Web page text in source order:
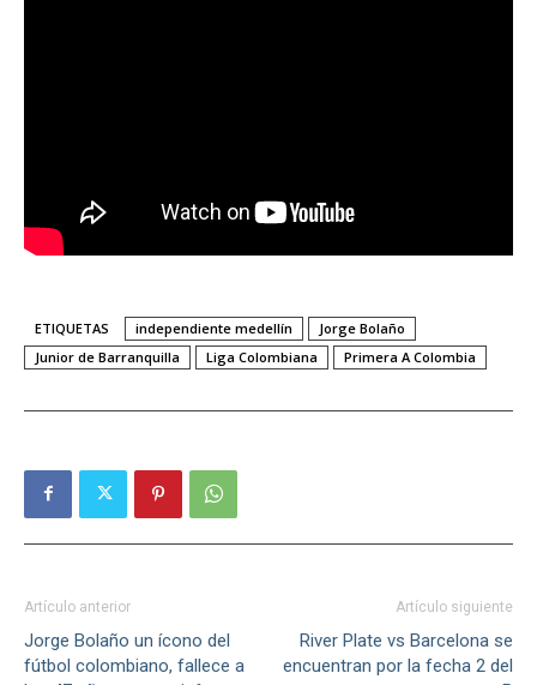
ETIQUETAS independiente medellín
Jorge Bolaño
Junior de Barranquilla
Liga Colombiana Primera A Colombia
Artículo anterior
Jorge Bolaño un ícono del
fútbol colombiano, fallece a
Artículo siguiente
River Plate vs Barcelona se
encuentran por la fecha 2 del